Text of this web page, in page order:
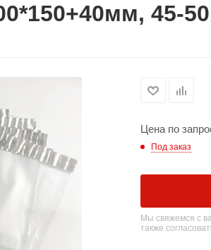
45-
Цена по
Под заказ
Мы свяжемся с
также